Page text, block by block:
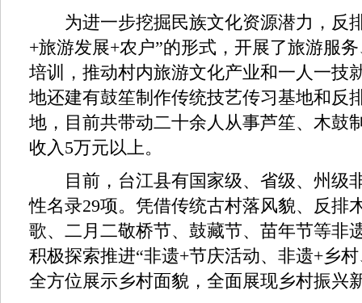
为进一步挖掘民族文化资源潜力，反
+旅游发展+农户”的形式，开展了旅游服
培训，推动村内旅游文化产业和一人一技
地还建有鼓笙制作传统技艺传习基地和反
地，目前共带动二十余人从事芦笙、木鼓
收入5万元以上。
目前，台江县有国家级、省级、州级
性名录29项。凭借传统古村落风貌、反排
歌、二月二敬桥节、鼓藏节、苗年节等非
积极探索推进“非遗+节庆活动、非遗+乡
全方位展示乡村面貌，全面展现乡村振兴